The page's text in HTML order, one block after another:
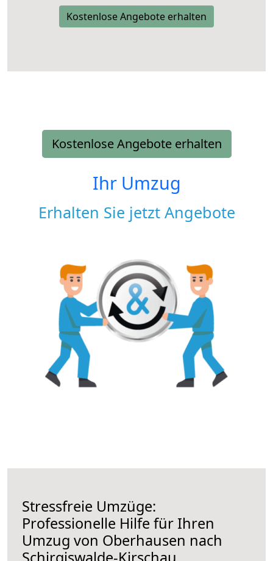
Kostenlose Angebote erhalten
Kostenlose Angebote erhalten
Ihr Umzug
Erhalten Sie jetzt Angebote
Stressfreie Umzüge:
Professionelle Hilfe für Ihren
Umzug von Oberhausen nach